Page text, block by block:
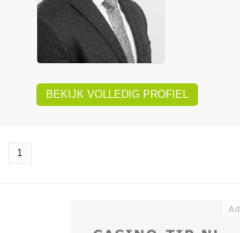
BEKIJK VOLLEDIG PROFIEL
1